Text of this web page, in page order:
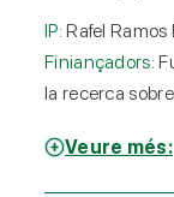
IP:Rafel Ramos
Finiançadors:
la recerca
Veure més: